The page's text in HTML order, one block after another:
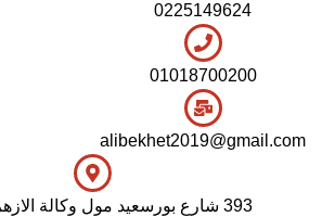
0225149624
01018700200
alibekhet2019@gmail.com
393 شارع بورسعيد مول وكالة الازهر يالقاهرة